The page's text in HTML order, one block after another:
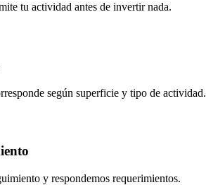
tu actividad antes de invertir nada.
según superficie y tipo de actividad.
y respondemos requerimientos.